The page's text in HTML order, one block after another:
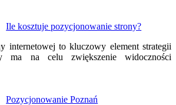
Ile kosztuje pozycjonowanie strony?
internetowej to kluczowy element strategii
ma na celu zwiększenie widoczności
Pozycjonowanie Poznań